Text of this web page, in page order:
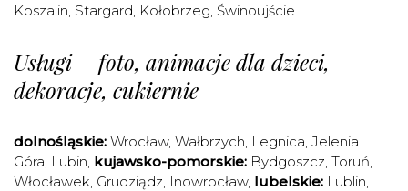
Koszalin, Stargard, Kołobrzeg, Świnoujście
Usługi – foto, animacje dla dzieci,
dekoracje, cukiernie
dolnośląskie: Wrocław, Wałbrzych, Legnica, Jelenia
Góra, Lubin, kujawsko-pomorskie: Bydgoszcz, Toruń,
Włocławek, Grudziądz, Inowrocław, lubelskie: Lublin,